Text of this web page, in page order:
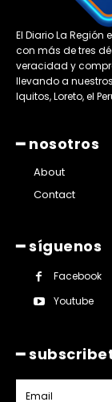
El Diario La
con más de tres
veracidad y
llevando a
Iquitos, Loreto, el
━ nosotros
About
Contact
━ síguenos
Facebook
Youtube
━